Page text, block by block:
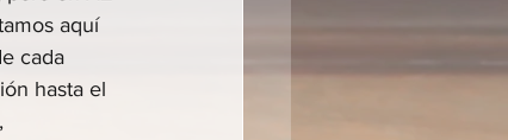
aquí
cada
hasta el